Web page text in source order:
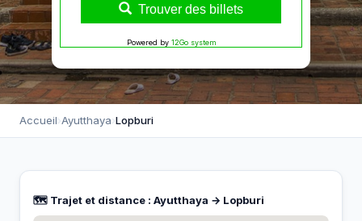
Trouver des billets
Powered by 12Go system
Accueil›Ayutthaya›Lopburi
🗺️ Trajet et distance : Ayutthaya → Lopburi